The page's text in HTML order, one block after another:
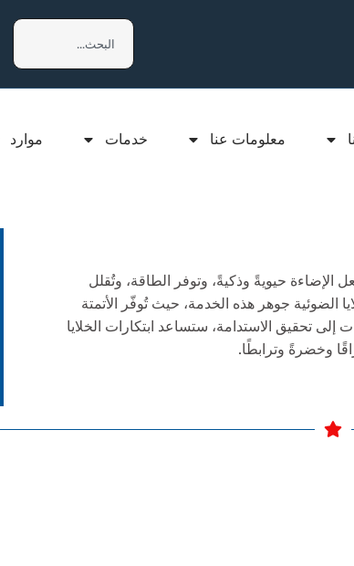
معلومات عنا خدمات موارد
حيويةً وذكيةً، وتوفر الطاقة، وتُقلل
الضوئية جوهر هذه الخدمة، حيث تُوفّر الأتمتة
إلى تحقيق الاستدامة، ستساعد ابتكارات الخلايا
وخضرةً وترابطًا.